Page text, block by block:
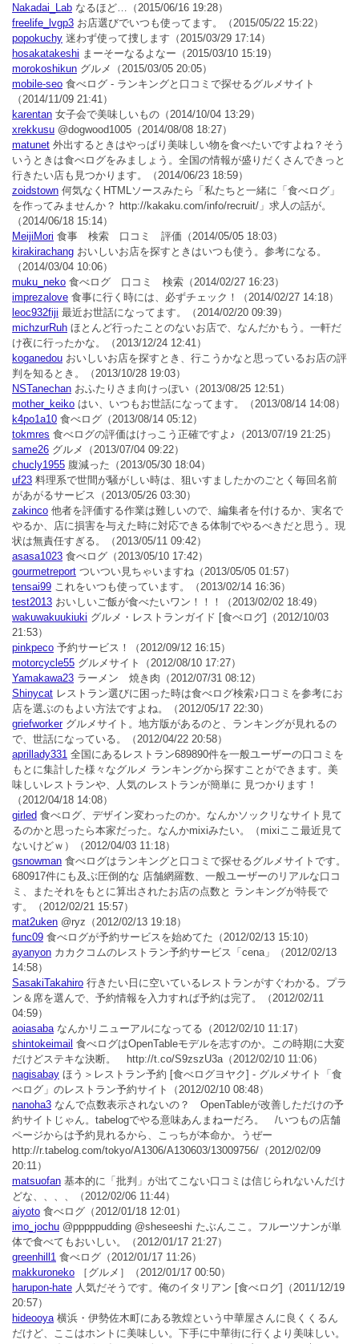
Nakadai_Lab なるほど… （2015/06/16 19:28）
freelife_lvgp3 お店選びでいつも使ってます。
（2015/05/22 15:22）
popokuchy 迷わず使って捜します （2015/03/29 17:14）
hosakatakeshi まーそーなるよなー （2015/03/10 15:19）
morokoshikun グルメ
（2015/03/05 20:05）
mobile-seo 食べログ - ランキングと口コミで探せるグルメサイト
（2014/11/09 21:41）
karentan 女子会で美味しいもの （2014/10/04 13:29）
xrekkusu @dogwood1005 （2014/08/08 18:27）
matunet 外出するときはやっぱり美味しい物を食べたいですよね？そう
いうときは食べログをみましょう。全国の情報が盛りだくさんできっと
行きたい店も見つかります。
（2014/06/23 18:59）
zoidstown 何気なくHTMLソースみたら「私たちと一緒に「食べログ」
を作ってみませんか？ http://kakaku.com/info/recruit/」求人の話が。
（2014/06/18 15:14）
MeijiMori 食事 検索 口コミ 評価 （2014/05/05 18:03）
kirakirachang おいしいお店を探すときはいつも使う。参考になる。
（2014/03/04 10:06）
muku_neko 食べログ 口コミ 検索 （2014/02/27 16:23）
imprezalove 食事に行く時には、必ずチェック！
（2014/02/27 14:18）
leoc932fiji 最近お世話になってます。
（2014/02/20 09:39）
michzurRuh ほとんど行ったことのないお店で、なんだかもう。一軒だ
け夜に行ったかな。
（2013/12/24 12:41）
koganedou おいしいお店を探すとき、行こうかなと思っているお店の評
判を知るとき。
（2013/10/28 19:03）
NSTanechan おふたりさま向けっぽい （2013/08/25 12:51）
mother_keiko はい、いつもお世話になってます。
（2013/08/14 14:08）
k4po1a10 食べログ （2013/08/14 05:12）
tokmres 食べログの評価はけっこう正確ですよ♪ （2013/07/19 21:25）
same26 グルメ
（2013/07/04 09:22）
chucly1955 腹減った （2013/05/30 18:04）
uf23 料理系で世間が騒がしい時は、狙いすましたかのごとく毎回名前
があがるサービス （2013/05/26 03:30）
zakinco 他者を評価する作業は難しいので、編集者を付けるか、実名で
やるか、店に損害を与えた時に対応できる体制でやるべきだと思う。現
状は無責任すぎる。
（2013/05/11 09:42）
asasa1023 食べログ （2013/05/10 17:42）
gourmetreport ついつい見ちゃいますね （2013/05/05 01:57）
tensai99 これをいつも使っています。
（2013/02/14 16:36）
test2013 おいしいご飯が食べたいワン！！！
（2013/02/02 18:49）
wakuwakuukiuki グルメ・レストランガイド [食べログ]
（2012/10/03
21:53）
pinkpeco 予約サービス！
（2012/09/12 16:15）
motorcycle55 グルメサイト
（2012/08/10 17:27）
Yamakawa23 ラーメン 焼き肉 （2012/07/31 08:12）
Shinycat レストラン選びに困った時は食べログ検索♪口コミを参考にお
店を選ぶのもよい方法ですよね。
（2012/05/17 22:30）
griefworkerグルメサイト。地方版があるのと、ランキングが見れるの
で、世話になっている。
（2012/04/22 20:58）
aprillady331 全国にあるレストラン689890件を一般ユーザーの口コミを
もとに集計した様々なグルメ ランキングから探すことができます。美
味しいレストランや、人気のレストランが簡単に 見つかります！
（2012/04/18 14:08）
girled 食べログ、デザイン変わったのか。なんかソックリなサイト見て
るのかと思ったら本家だった。なんかmixiみたい。（mixiここ最近見て
ないけどｗ）
（2012/04/03 11:18）
gsnowman 食べログはランキングと口コミで探せるグルメサイトです。
680917件にも及ぶ圧倒的な 店舗網羅数、一般ユーザーのリアルな口コ
ミ、またそれをもとに算出されたお店の点数と ランキングが特長で
す。
（2012/02/21 15:57）
mat2uken @ryz （2012/02/13 19:18）
func09 食べログが予約サービスを始めてた （2012/02/13 15:10）
ayanyon カカクコムのレストラン予約サービス「cena」
（2012/02/13
14:58）
SasakiTakahiro 行きたい日に空いているレストランがすぐわかる。プラ
ン＆席を選んで、予約情報を入力すれば予約は完了。
（2012/02/11
04:59）
aoiasabaなんかリニューアルになってる （2012/02/10 11:17）
shintokeimail 食べログはOpenTableモデルを志すのか。この時期に大変
だけどステキな決断。 http://t.co/S9zszU3a（2012/02/10 11:06）
nagisabay ほう＞レストラン予約 [食べログヨヤク] - グルメサイト「食
べログ」のレストラン予約サイト
（2012/02/10 08:48）
nanoha3 なんで点数表示されないの？ OpenTableが改善しただけの予
約サイトじゃん。tabelogでやる意味あんまねーだろ。 /いつもの店舗
ページからは予約見れるから、こっちが本命か。うぜー
http://r.tabelog.com/tokyo/A1306/A130603/13009756/ （2012/02/09
20:11）
matsuofan 基本的に「批判」が出てこない口コミは信じられないんだけ
どな、、、、
（2012/02/06 11:44）
aiyoto 食べログ （2012/01/18 12:01）
imo_jochu @pppppudding @sheseeshi たぶんここ。フルーツナンが単
体で食べてもおいしい。
（2012/01/17 21:27）
greenhill1 食べログ （2012/01/17 11:26）
makkuroneko ［グルメ］
（2012/01/17 00:50）
harupon-hate 人気だそうです。俺のイタリアン [食べログ]
（2011/12/19
20:57）
hideooya横浜・伊勢佐木町にある敦煌という中華屋さんに良くくるん
だけど、ここはホントに美味しい。下手に中華街に行くより美味しい。